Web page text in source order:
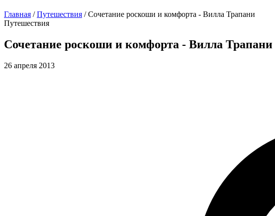
Главная / Путешествия / Сочетание роскоши и комфорта - Вилла Трапани
Путешествия
Сочетание роскоши и комфорта - Вилла Трапани
26 апреля 2013